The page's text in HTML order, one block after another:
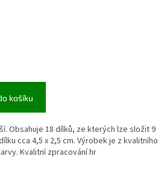
košíku
Obsahuje 18 dílků, ze kterých lze složit 9
cca 4,5 x 2,5 cm. Výrobek je z kvalitního
Kvalitní zpracování hr